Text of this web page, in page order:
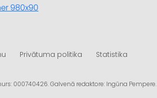
Privātuma politika Statistika
000740426. Galvenā redaktore: Ingūna Pempere.